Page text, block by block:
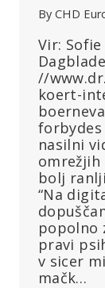
By CHD
Vir: Sofie
//
koert-
forbydes
nasilni
omrežjih
bolj
“Na
popolno
pravi
v sicer
mačk…